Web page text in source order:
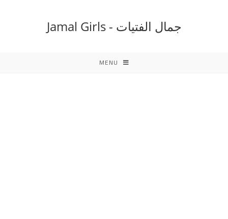
جمال الفتيات - Jamal Girls
MENU